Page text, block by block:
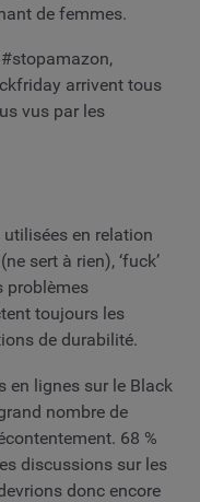
de femmes.
arrivent tous
vus par les
en relation
sert à rien), ‘fuck’
problèmes
toujours les
de durabilité.
en lignes sur le Black
nombre de
68 %
discussions sur les
donc encore